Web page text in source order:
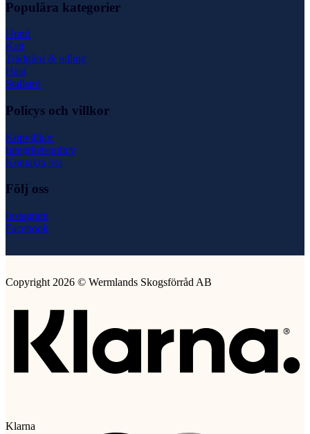
Populära kategorier
Hund
Katt
Trädgård & odling
Häst
Stallströ
Policys och villkor
Köpvillkor
Integritetspolicy
Kontakta oss
Följ oss
Instagram
Facebook
Copyright 2026 © Wermlands Skogsförråd AB
Klarna